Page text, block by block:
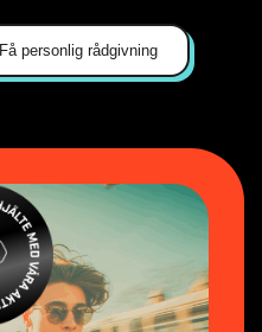
Få personlig rådgivning